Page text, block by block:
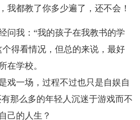
我都教了你多少遍了，还不会！
问我：“我的孩子在我教书的学
得看情况，但总的来说，最好
在学校。
戏一场，过程不过也只是自娱自
那么多的年轻人沉迷于游戏而不
己的人生？